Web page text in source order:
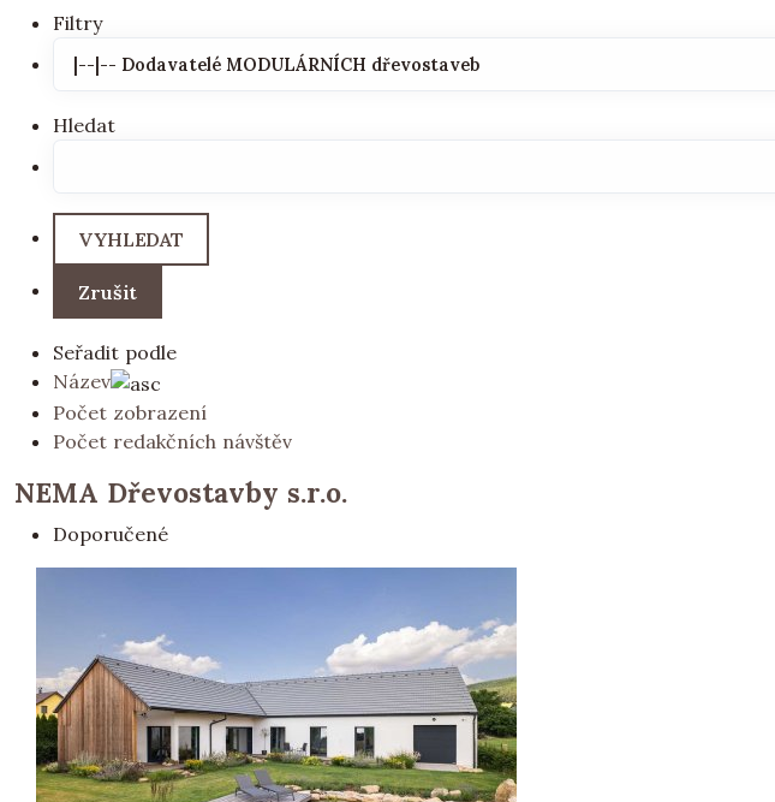
Filtry
Hledat
Seřadit podle
Název
Počet zobrazení
Počet redakčních návštěv
NEMA Dřevostavby s.r.o.
Doporučené